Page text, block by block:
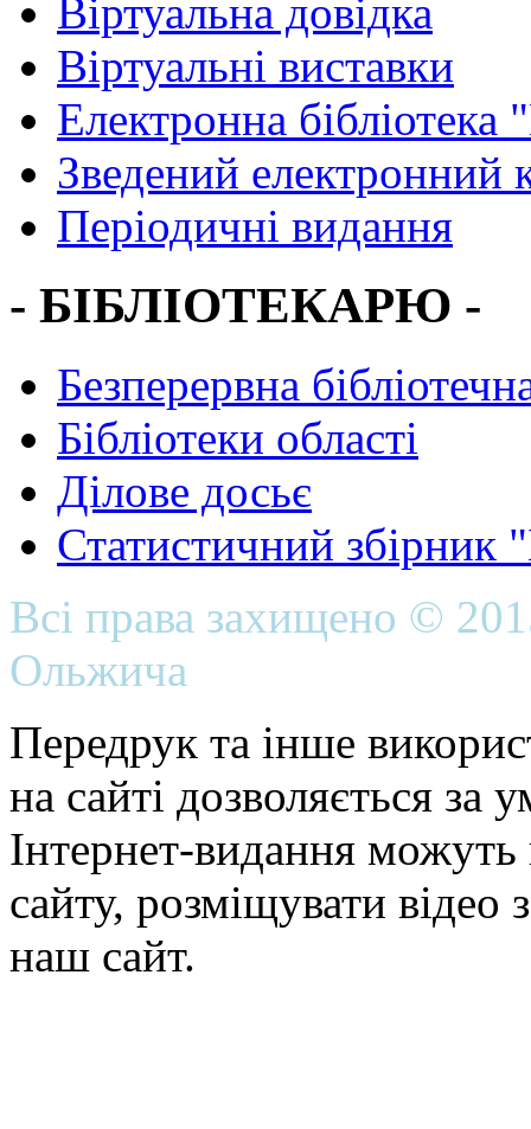
Віртуальна довідка
Віртуальні виставки
Електронна
Зведений електронний
Періодичні видання
- БІБЛІОТЕКАРЮ -
Безперервна
Бібліотеки області
Ділове досьє
Статистичний
Всі права захищено ©
Ольжича
Передрук та інше
на сайті дозволяється
Інтернет-видання можуть
сайту, розміщувати відео
наш сайт.